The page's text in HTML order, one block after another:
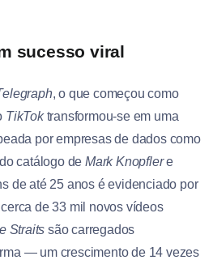
sucesso viral
, o que começou como
TikToktransformou-se em uma
por empresas de dados como
catálogo deMark Knopflere
de até 25 anos é evidenciado por
de 33 mil novos vídeos
Straits são carregados
— um crescimento de 14 vezes